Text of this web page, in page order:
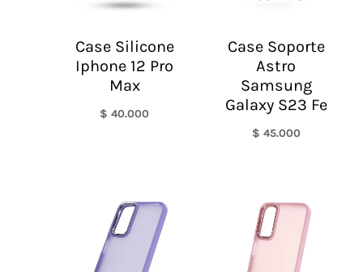
Case Silicone
Iphone 12 Pro
Max
$ 40.000
Case Soporte
Astro
Samsung
Galaxy S23 Fe
$ 45.000